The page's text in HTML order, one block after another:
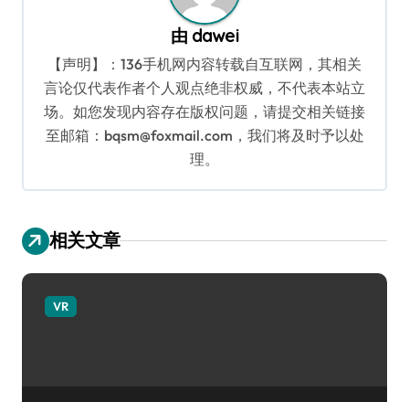
由 dawei
【声明】：136手机网内容转载自互联网，其相关
言论仅代表作者个人观点绝非权威，不代表本站立
场。如您发现内容存在版权问题，请提交相关链接
至邮箱：bqsm@foxmail.com，我们将及时予以处
理。
相关文章
VR